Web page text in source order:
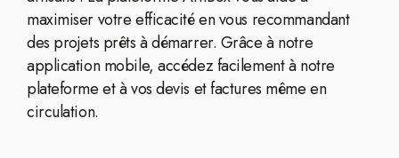
maximiser votre efficacité en vous recommandant
des projets prêts à démarrer. Grâce à notre
application mobile, accédez facilement à notre
plateforme et à vos devis et factures même en
circulation.